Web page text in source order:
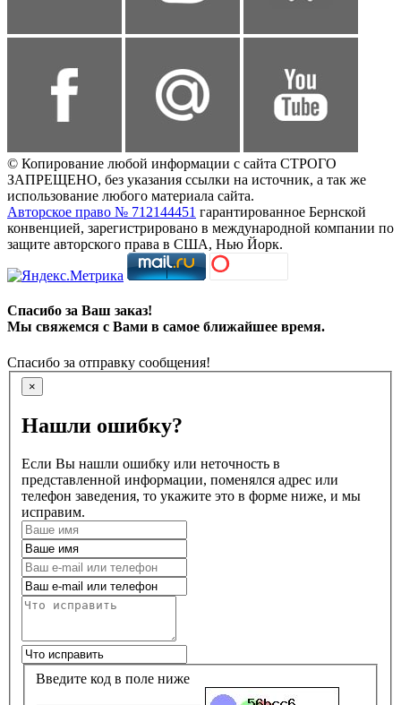
© Копирование любой информации с сайта СТРОГО
ЗАПРЕЩЕНО, без указания ссылки на источник, а так же
использование любого материала сайта.
Авторское право № 712144451 гарантированное Бернской
конвенцией, зарегистрировано в международной компании по
защите авторского права в США, Нью Йорк.
Спасибо за Ваш заказ!
Мы свяжемся с Вами в самое ближайшее время.
Спасибо за отправку сообщения!
×
Нашли ошибку?
Если Вы нашли ошибку или неточность в
представленной информации, поменялся адрес или
телефон заведения, то укажите это в форме ниже, и мы
исправим.
Введите код в поле ниже